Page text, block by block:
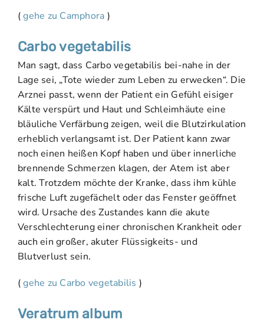
(gehe zu Camphora )
Carbo vegetabilis
Man sagt, dass Carbo vegetabilis bei-nahe in der
Lage sei, „Tote wieder zum Leben zu erwecken“. Die
Arznei passt, wenn der Patient ein Gefühl eisiger
Kälte verspürt und Haut und Schleimhäute eine
bläuliche Verfärbung zeigen, weil die Blutzirkulation
erheblich verlangsamt ist. Der Patient kann zwar
noch einen heißen Kopf haben und über innerliche
brennende Schmerzen klagen, der Atem ist aber
kalt. Trotzdem möchte der Kranke, dass ihm kühle
frische Luft zugefächelt oder das Fenster geöffnet
wird. Ursache des Zustandes kann die akute
Verschlechterung einer chronischen Krankheit oder
auch ein großer, akuter Flüssigkeits- und
Blutverlust sein.
(gehe zu Carbo vegetabilis )
Veratrum album